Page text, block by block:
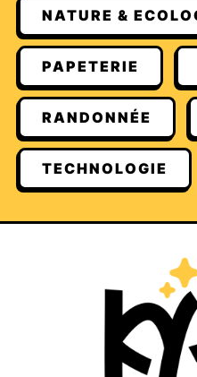
NATURE &
PAPETERIE
RANDONNÉE
TECHNOLOGIE